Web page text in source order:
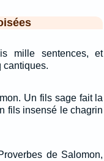
mille sentences, et
cantiques.
Un fils sage fait la
fils insensé le chagrin
de Salomon,